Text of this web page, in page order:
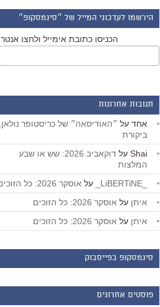
הירשמו לעדכוני המייל של ״סינמסקופ״
הכניסו כתובת אימייל ולחצו אנטר
תגובות אחרונות
אחד על ״האודיסאה״ של כריסטופר נולאן,
ביקורת
Shai על
דוקאביב 2026: שש או שבע
המלצות
על אוסקר 2026: כל הזוכים
איתן על אוסקר 2026: כל הזוכים
איתן על אוסקר 2026: כל הזוכים
סינמסקופ בפייסבוק
פוסטים אחרונים